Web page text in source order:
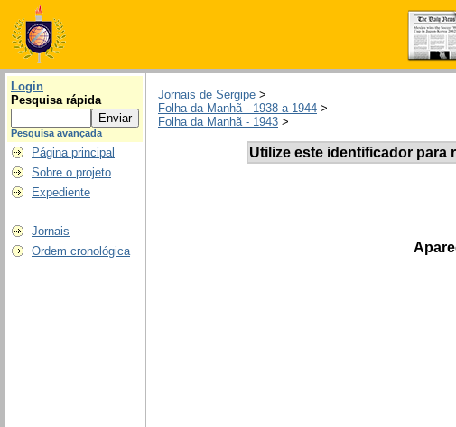
Login
Pesquisa rápida
Pesquisa avançada
Página principal
Sobre o projeto
Expediente
Jornais
Ordem cronológica
Jornais de Sergipe >
Folha da Manhã - 1938 a 1944 >
Folha da Manhã - 1943 >
Utilize este identificador para